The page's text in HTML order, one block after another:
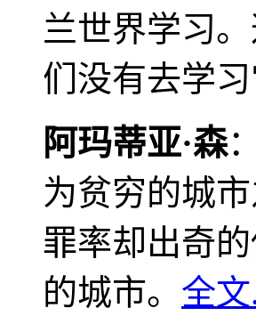
兰世界学习
们没有去学
阿玛蒂亚·森
为贫穷的城
罪率却出奇
的城市。 全文